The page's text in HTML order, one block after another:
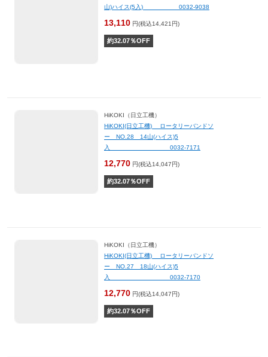
山)ハイス(5入) 0032-9038
13,110 円(税込14,421円)
約32.07％OFF
HiKOKI（日立工機）
HiKOKI(日立工機) ロータリーバンドソ
ー NO.28 14山(ハイス)5
入 0032-7171
12,770 円(税込14,047円)
約32.07％OFF
HiKOKI（日立工機）
HiKOKI(日立工機) ロータリーバンドソ
ー NO.27 18山(ハイス)5
入 0032-7170
12,770 円(税込14,047円)
約32.07％OFF